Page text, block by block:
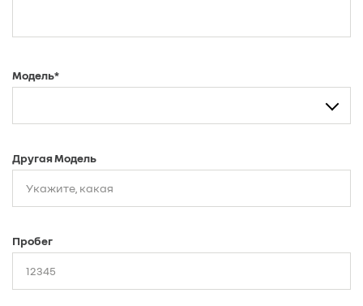
Модель*
Другая Модель
Пробег